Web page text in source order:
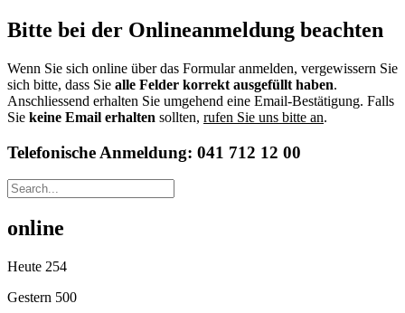
Bitte bei der Onlineanmeldung beachten
Wenn Sie sich online über das Formular anmelden, vergewissern Sie
sich bitte, dass Sie alle Felder korrekt ausgefüllt haben.
Anschliessend erhalten Sie umgehend eine Email-Bestätigung. Falls
Sie keine Email erhalten sollten, rufen Sie uns bitte an.
Telefonische Anmeldung: 041 712 12 00
online
Heute 254
Gestern 500